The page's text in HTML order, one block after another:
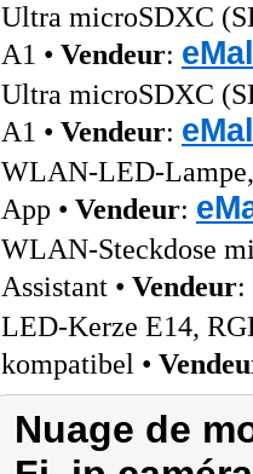
Ultra microSDXC
A1 • Vendeur:
Ultra microSDXC
A1 • Vendeur:
WLAN-LED-
App • Vendeur:
WLAN-Steckdose
Assistant • Vendeur:
LED-Kerze E14,
kompatibel •
Nuage de